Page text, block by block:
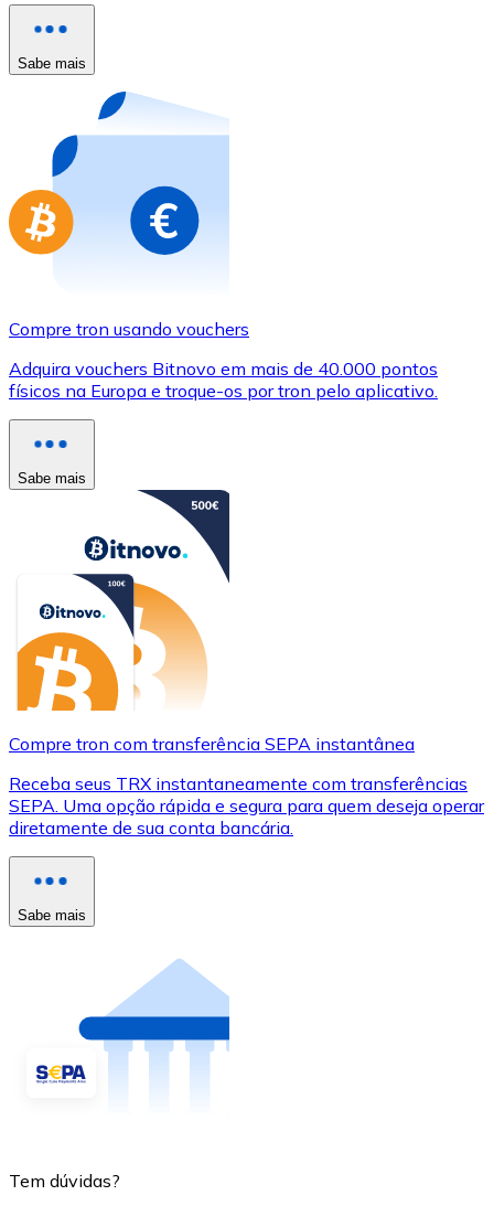
Comprar com cartão
Loja - Cartões-presente
Compre cartões-presente das suas marcas favoritas
Ir para a loja de cartões-presente
Sabe mais
Compre tron usando vouchers
Adquira vouchers Bitnovo em mais de 40.000 pontos
físicos na Europa e troque-os por tron pelo aplicativo.
Sabe mais
Compre tron com transferência SEPA instantânea
Receba seus TRX instantaneamente com transferências
SEPA. Uma opção rápida e segura para quem deseja operar
diretamente de sua conta bancária.
Sabe mais
Tem dúvidas?